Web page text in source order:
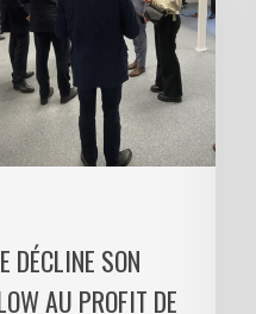
DÉCLINE SON
AU PROFIT DE